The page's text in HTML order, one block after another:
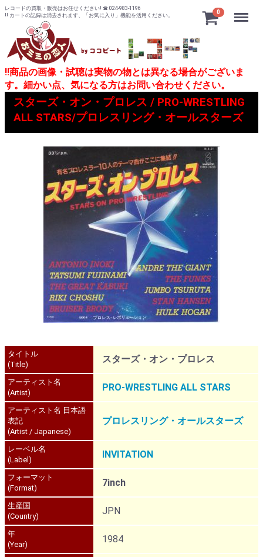
レコードの買取・販売はお任せください! ☎ 024-983-1196
!! カートの記録は消去されます、「お気に入り」機能を活用ください。
0 Menu
!!商品の画像・試聴は実物の物とは異なる場合がございま
す。細かい点、気になる方はお問い合わせください。
スターズ・オン・プロレス / PRO-WRESTLING
ALL STARS/プロレスリング・オールスターズ
タイトル
(Title)
スターズ・オン・プロレス
アーティスト名
(Artist)
PRO-WRESTLING ALL STARS
アーティスト名 日本語
表記
(Artist / Japanese)
プロレスリング・オールスターズ
レーベル名
(Label)
INVITATION
フォーマット
(Format)
7inch
生産国
(Country)
JPN
年
(Year)
1984